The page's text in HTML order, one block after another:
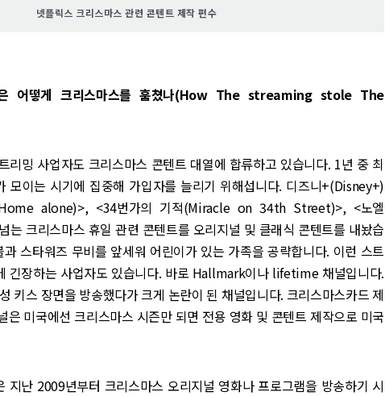
넷플릭스 크리스마스 관련 콘텐트 제작 편수
어떻게 크리스마스를 훔쳤나(How The streaming stole The
리밍 사업자도 크리스마스 콘텐트 대열에 합류하고 있습니다. 1년 중 최
모이는 시기에 집중해 가입자를 늘리기 위해섭니다. 디즈니+(Disney+)
alone)>, <34번가의 기적(Miracle on 34th Street)>, <노엘
크리스마스 휴일 관련 콘텐트를 오리지널 및 클래식 콘텐트를 내놨습
스타워즈 무비를 앞세워 어린이가 있는 가족을 공략합니다. 이런 스트
긴장하는 사업자도 있습니다. 바로 Hallmark이나 lifetime 채널입니다.
키스 장면을 방송했다가 크게 논란이 된 채널입니다. 크리스마스카드 제
은 미국에선 크리스마스 시즌만 되면 전용 영화 및 콘텐트 제작으로 미국
난 2009년부터 크리스마스 오리지널 영화나 프로그램을 방송하기 시